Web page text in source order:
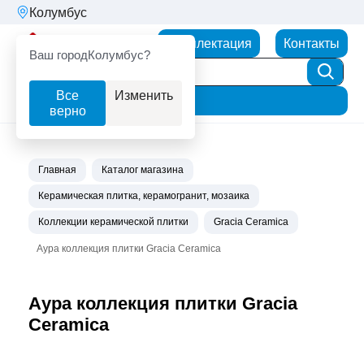
Колумбус
Ваш городКолумбус?
Все
верно
Изменить
Комплектация Контакты
Фильтр
Главная Каталог магазина
Керамическая плитка, керамогранит, мозаика
Коллекции керамической плитки Gracia Ceramica
Аура коллекция плитки Gracia Ceramica
Аура коллекция плитки Gracia
Ceramica